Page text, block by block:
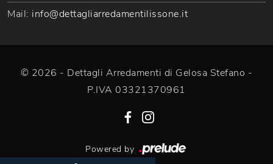
Mail: info@dettagliarredamentilissone.it
© 2026 - Dettagli Arredamenti di Gelosa Stefano -
P.IVA 03321370961
Powered by